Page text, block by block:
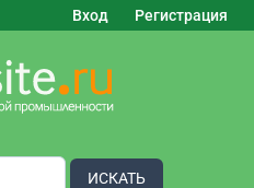
Вход Регистрация
ИСКАТЬ